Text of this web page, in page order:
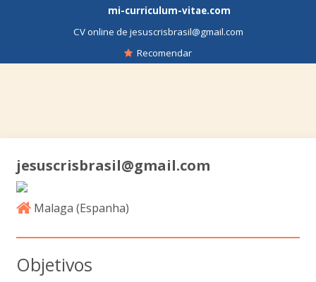
mi-curriculum-vitae.com
CV online de jesuscrisbrasil@gmail.com
Recomendar
jesuscrisbrasil@gmail.com
Malaga (Espanha)
Objetivos